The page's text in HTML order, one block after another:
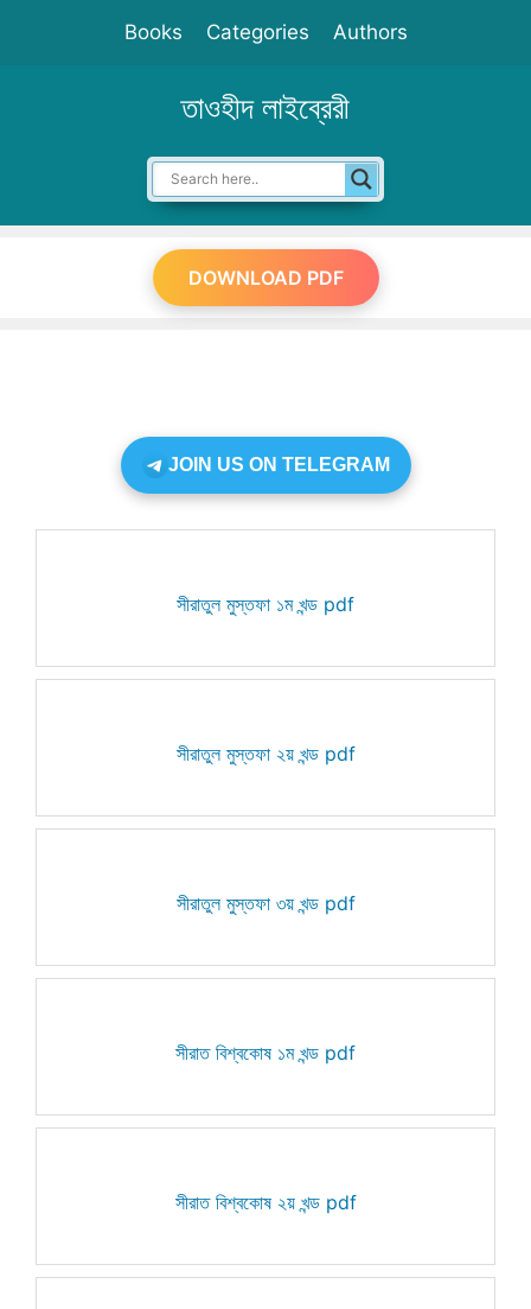
Books Categories Authors
তাওহীদ লাইব্রেরী
DOWNLOAD PDF
JOIN US ON TELEGRAM
সীরাতুল মুস্তফা ১ম খন্ড pdf
সীরাতুল মুস্তফা ২য় খন্ড pdf
সীরাতুল মুস্তফা ৩য় খন্ড pdf
সীরাত বিশ্বকোষ ১ম খন্ড pdf
সীরাত বিশ্বকোষ ২য় খন্ড pdf